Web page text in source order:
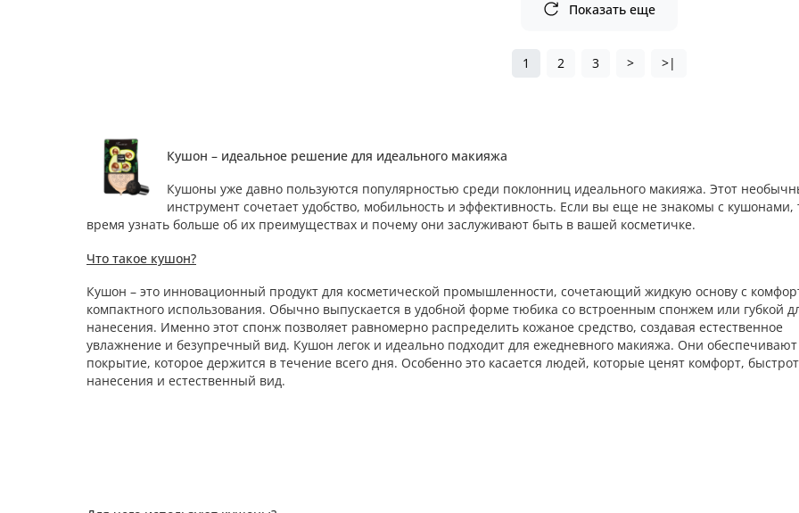
Показать еще
1 2 3 > >|
Кушон – идеальное решение для идеального макияжа
Кушоны уже давно пользуются популярностью среди поклонниц идеального макияжа. Этот
инструмент сочетает удобство, мобильность и эффективность. Если вы еще не знакомы с кушонами,
время узнать больше об их преимуществах и почему они заслуживают быть в вашей косметичке.
Что такое кушон?
Кушон – это инновационный продукт для косметической промышленности, сочетающий жидкую основу с
компактного использования. Обычно выпускается в удобной форме тюбика со встроенным спонжем или губкой
нанесения. Именно этот спонж позволяет равномерно распределить кожаное средство, создавая естественное
увлажнение и безупречный вид. Кушон легок и идеально подходит для ежедневного макияжа. Они обеспечивают
покрытие, которое держится в течение всего дня. Особенно это касается людей, которые ценят комфорт,
нанесения и естественный вид.